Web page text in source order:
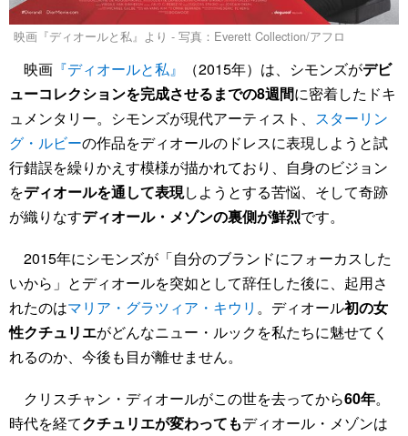
映画『ディオールと私』より - 写真：Everett Collection/アフロ
映画 『ディオールと私』 （2015年）は、シモンズがデビ
ューコレクションを完成させるまでの8週間に密着したドキ
ュメンタリー。シモンズが現代アーティスト、 スターリン
グ・ルビーの作品をディオールのドレスに表現しようと試
行錯誤を繰りかえす模様が描かれており、自身のビジョン
をディオールを通して表現しようとする苦悩、そして奇跡
が織りなすディオール・メゾンの裏側が鮮烈です。
2015年にシモンズが「自分のブランドにフォーカスした
いから」とディオールを突如として辞任した後に、起用さ
れたのはマリア・グラツィア・キウリ 。ディオール初の女
性クチュリエがどんなニュー・ルックを私たちに魅せてく
れるのか、今後も目が離せません。
クリスチャン・ディオールがこの世を去ってから60年。
時代を経てクチュリエが変わってもディオール・メゾンは